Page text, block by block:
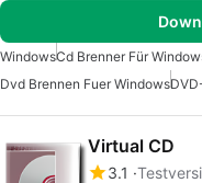
WindowsCd Brenner Für
Dvd Brennen Fuer Windows
Virtual CD
3.1